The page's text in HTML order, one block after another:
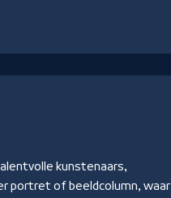
kunstenaars,
portret of beeldcolumn, waar